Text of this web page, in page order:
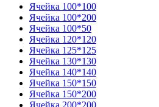
Ячейка 100*100
Ячейка 100*200
Ячейка 100*50
Ячейка 120*120
Ячейка 125*125
Ячейка 130*130
Ячейка 140*140
Ячейка 150*150
Ячейка 150*200
Ячейка 200*200